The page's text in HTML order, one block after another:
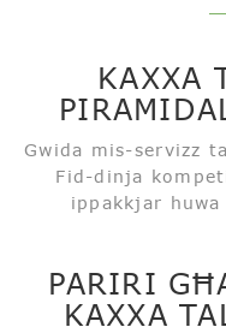
KAXXA
Gwida mis-servizz
Fid-dinja
ippakkjar
PARIRI
KAXXA